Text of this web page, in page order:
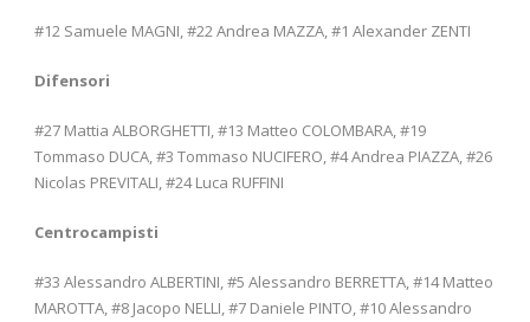
#12 Samuele MAGNI, #22 Andrea MAZZA, #1 Alexander ZENTI
Difensori
#27 Mattia ALBORGHETTI, #13 Matteo COLOMBARA, #19
Tommaso DUCA, #3 Tommaso NUCIFERO, #4 Andrea PIAZZA, #26
Nicolas PREVITALI, #24 Luca RUFFINI
Centrocampisti
#33 Alessandro ALBERTINI, #5 Alessandro BERRETTA, #14 Matteo
MAROTTA, #8 Jacopo NELLI, #7 Daniele PINTO, #10 Alessandro